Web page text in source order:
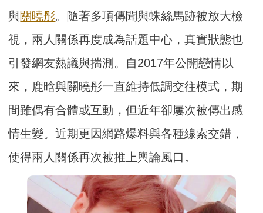
與關曉彤。隨著多項傳聞與蛛絲馬跡被放大檢
視，兩人關係再度成為話題中心，真實狀態也
引發網友熱議與揣測。自2017年公開戀情以
來，鹿晗與關曉彤一直維持低調交往模式，期
間雖偶有合體或互動，但近年卻屢次被傳出感
情生變。近期更因網路爆料與各種線索交錯，
使得兩人關係再次被推上輿論風口。